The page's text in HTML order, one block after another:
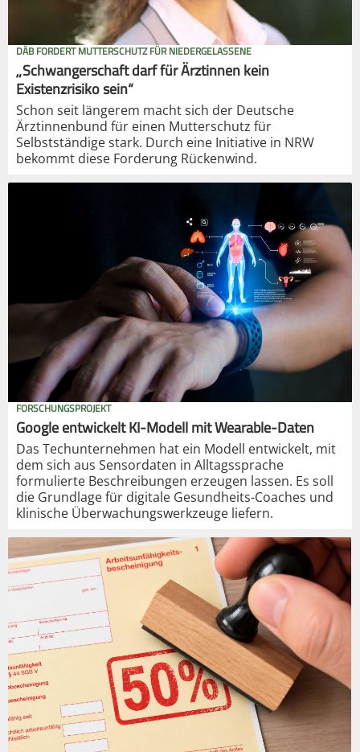
DÄB FORDERT MUTTERSCHUTZ FÜR NIEDERGELASSENE
„Schwangerschaft darf für Ärztinnen kein
Existenzrisiko sein“
Schon seit längerem macht sich der Deutsche
Ärztinnenbund für einen Mutterschutz für
Selbstständige stark. Durch eine Initiative in NRW
bekommt diese Forderung Rückenwind.
FORSCHUNGSPROJEKT
Google entwickelt KI-Modell mit Wearable-Daten
Das Techunternehmen hat ein Modell entwickelt, mit
dem sich aus Sensordaten in Alltagssprache
formulierte Beschreibungen erzeugen lassen. Es soll
die Grundlage für digitale Gesundheits-Coaches und
klinische Überwachungswerkzeuge liefern.